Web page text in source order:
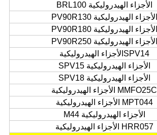
الأجزاء الهيدروليكية BRL100
الأجزاء الهيدروليكية PV90R130
الأجزاء الهيدروليكية PV90R180
الأجزاء الهيدروليكية PV90R250
SPV14 الأجزاء الهيدروليكية
الأجزاء الهيدروليكية SPV15
الأجزاء الهيدروليكية SPV18
MMFO25C الأجزاء الهيدروليكية
MPT044 الأجزاء الهيدروليكية
الأجزاء الهيدروليكية M44
HRR057 الأجزاء الهيدروليكية